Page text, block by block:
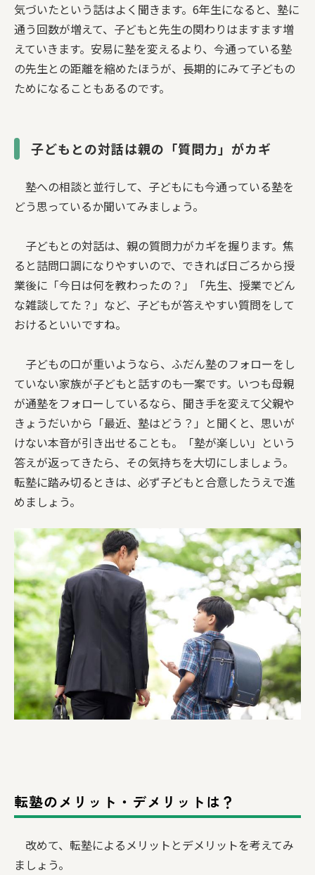
気づいたという話はよく聞きます。6年生になると、塾に
通う回数が増えて、子どもと先生の関わりはますます増
えていきます。安易に塾を変えるより、今通っている塾
の先生との距離を縮めたほうが、長期的にみて子どもの
ためになることもあるのです。
子どもとの対話は親の「質問力」がカギ
塾への相談と並行して、子どもにも今通っている塾を
どう思っているか聞いてみましょう。
子どもとの対話は、親の質問力がカギを握ります。焦
ると詰問口調になりやすいので、できれば日ごろから授
業後に「今日は何を教わったの？」「先生、授業でどん
な雑談してた？」など、子どもが答えやすい質問をして
おけるといいですね。
子どもの口が重いようなら、ふだん塾のフォローをし
ていない家族が子どもと話すのも一案です。いつも母親
が通塾をフォローしているなら、聞き手を変えて父親や
きょうだいから「最近、塾はどう？」と聞くと、思いが
けない本音が引き出せることも。「塾が楽しい」という
答えが返ってきたら、その気持ちを大切にしましょう。
転塾に踏み切るときは、必ず子どもと合意したうえで進
めましょう。
転塾のメリット・デメリットは？
改めて、転塾によるメリットとデメリットを考えてみ
ましょう。